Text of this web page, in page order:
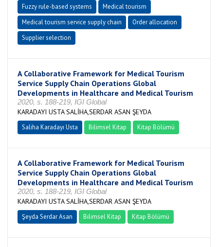
Fuzzy rule-based systems
Medical tourism
Medical tourism service supply chain
Order allocation
Supplier selection
A Collaborative Framework for Medical Tourism
Service Supply Chain Operations Global
Developments in Healthcare and Medical Tourism
2020, s. 188-219, IGI Global
KARADAYI USTA SALİHA,SERDAR ASAN ŞEYDA
Saliha Karadayı Usta Bilimsel Kitap Kitap Bölümü
A Collaborative Framework for Medical Tourism
Service Supply Chain Operations Global
Developments in Healthcare and Medical Tourism
2020, s. 188-219, IGI Global
KARADAYI USTA SALİHA,SERDAR ASAN ŞEYDA
Şeyda Serdar Asan Bilimsel Kitap Kitap Bölümü